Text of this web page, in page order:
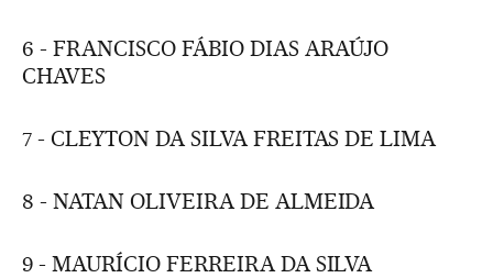
6 - FRANCISCO FÁBIO DIAS ARAÚJO
CHAVES
7 - CLEYTON DA SILVA FREITAS DE LIMA
8 - NATAN OLIVEIRA DE ALMEIDA
9 - MAURÍCIO FERREIRA DA SILVA